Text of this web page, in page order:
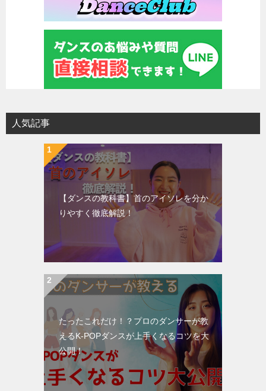
人気記事
【ダンスの教科書】首のアイソレを分か
りやすく徹底解説！
たったこれだけ！？プロのダンサーが教
えるK-POPダンスが上手くなるコツを大
公開！